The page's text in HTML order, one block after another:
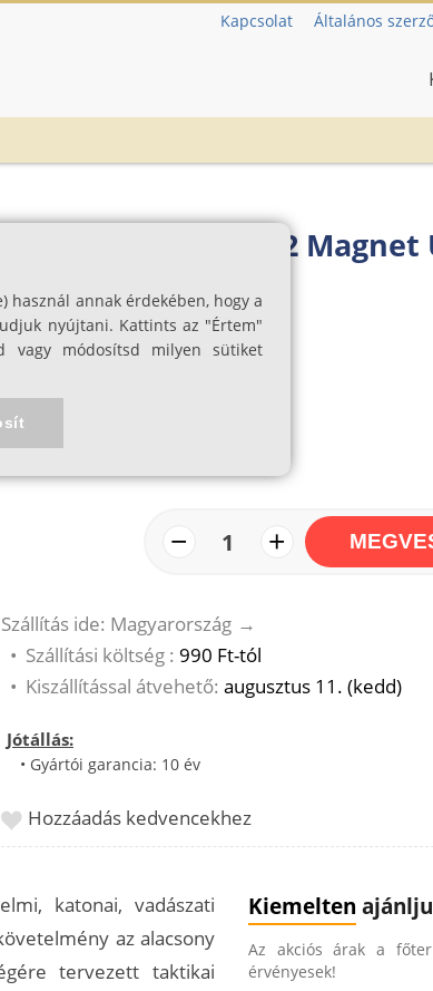
Kapcsolat Általános
Armytek Partner C2 Magnet
SKU: 04096
− 1 +
Szállítás ide: Magyarország →
• Szállítási költség : 990 Ft-tól
• Kiszállítással átvehető: augusztus 11. (kedd)
Jótállás:
• Gyártói garancia: 10 év
Hozzáadás kedvencekhez
katonai, vadászati
az alacsony
tervezett taktikai
Kiemelten
Az akciós árak a
érvényesek!
használ annak érdekében, hogy a
nyújtani. Kattints az "Értem"
vagy módosítsd milyen sütiket